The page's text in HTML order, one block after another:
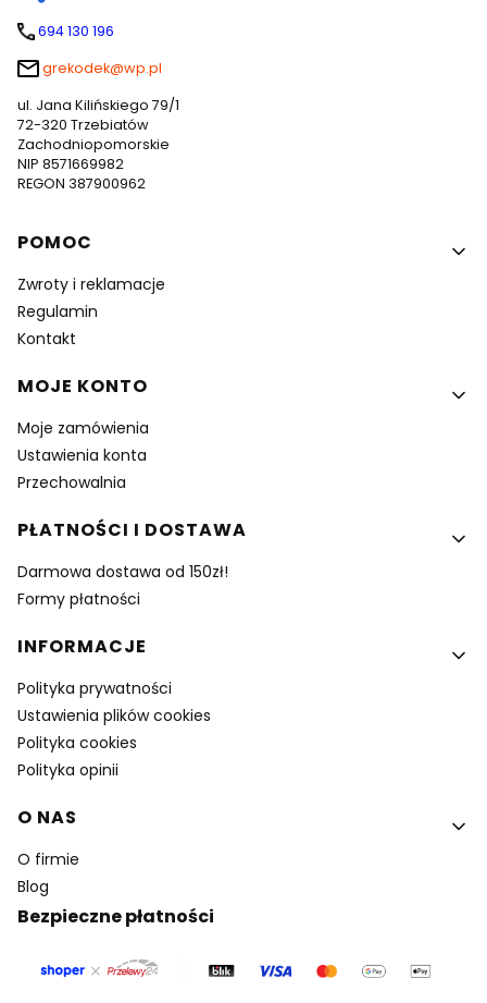
694 130 196
grekodek@wp.pl
ul. Jana Kilińskiego 79/1
72-320 Trzebiatów
Zachodniopomorskie
NIP 8571669982
REGON 387900962
Linki w stopce
POMOC
Zwroty i reklamacje
Regulamin
Kontakt
MOJE KONTO
Moje zamówienia
Ustawienia konta
Przechowalnia
PŁATNOŚCI I DOSTAWA
Darmowa dostawa od 150zł!
Formy płatności
INFORMACJE
Polityka prywatności
Ustawienia plików cookies
Polityka cookies
Polityka opinii
O NAS
O firmie
Blog
Bezpieczne płatności